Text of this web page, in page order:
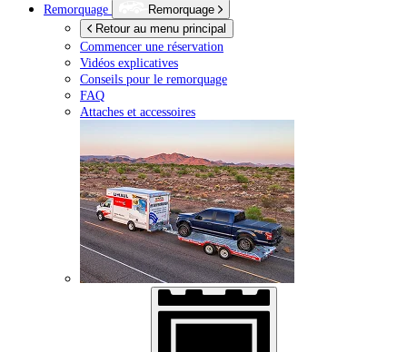
Remorquage
Remorquage
Retour au menu principal
Commencer une réservation
Vidéos explicatives
Conseils pour le remorquage
FAQ
Attaches et accessoires